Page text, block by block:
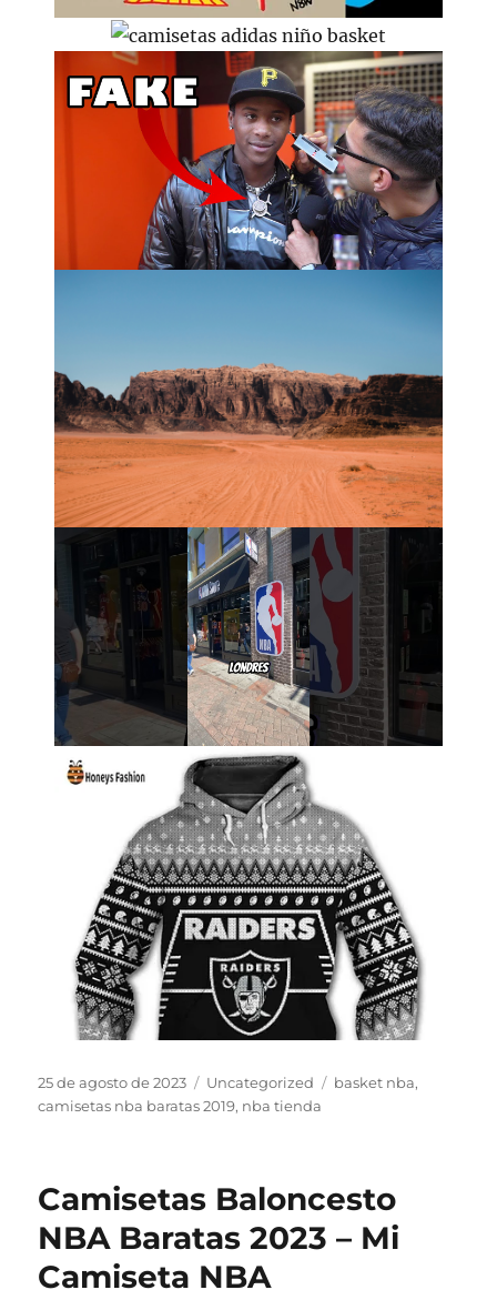
Publicado
el
25 de agosto de 2023 Categorías
Uncategorized Etiquetas
basket nba,
camisetas nba baratas 2019, nba tienda
Camisetas Baloncesto
NBA Baratas 2023 – Mi
Camiseta NBA